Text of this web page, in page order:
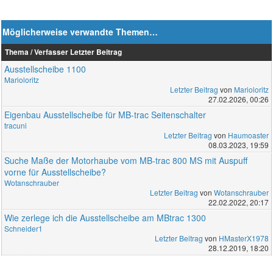
Möglicherweise verwandte Themen…
Thema / Verfasser Letzter Beitrag
Ausstellscheibe 1100
Marioloritz
Letzter Beitrag von Marioloritz
27.02.2026, 00:26
Eigenbau Ausstellscheibe für MB-trac Seitenschalter
tracuni
Letzter Beitrag von Haumoaster
08.03.2023, 19:59
Suche Maße der Motorhaube vom MB-trac 800 MS mit Auspuff
vorne für Ausstellscheibe?
Wotanschrauber
Letzter Beitrag von Wotanschrauber
22.02.2022, 20:17
Wie zerlege ich die Ausstellscheibe am MBtrac 1300
Schneider1
Letzter Beitrag von HMasterX1978
28.12.2019, 18:20